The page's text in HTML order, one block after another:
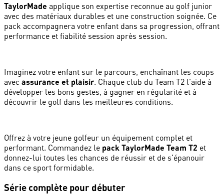
TaylorMade applique son expertise reconnue au golf junior
avec des matériaux durables et une construction soignée. Ce
pack accompagnera votre enfant dans sa progression, offrant
performance et fiabilité session après session.
Imaginez votre enfant sur le parcours, enchaînant les coups
avec assurance et plaisir. Chaque club du Team T2 l'aide à
développer les bons gestes, à gagner en régularité et à
découvrir le golf dans les meilleures conditions.
Offrez à votre jeune golfeur un équipement complet et
performant. Commandez le pack TaylorMade Team T2 et
donnez-lui toutes les chances de réussir et de s'épanouir
dans ce sport formidable.
Série complète pour débuter